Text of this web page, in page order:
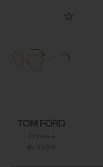
Оправа
45 900 ₽